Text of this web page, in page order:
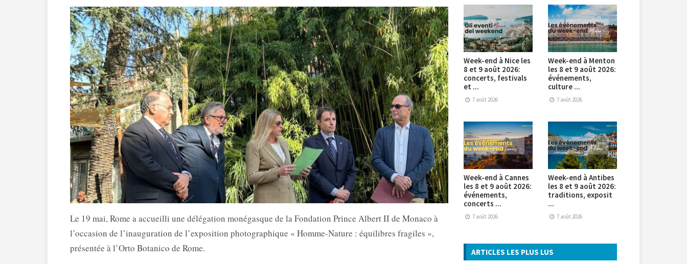
Le 19 mai, Rome a accueilli une délégation monégasque de la Fondation Prince Albert II de Monaco à
l’occasion de l’inauguration de l’exposition photographique « Homme-Nature : équilibres fragiles »,
présentée à l’Orto Botanico de Rome.
Week-end à Nice les
8 et 9 août 2026:
concerts, festivals
et ...
7 août 2026
Week-end à Menton
les 8 et 9 août 2026:
événements,
culture ...
7 août 2026
Week-end à Cannes
les 8 et 9 août 2026:
événements,
concerts ...
7 août 2026
Week-end à Antibes
les 8 et 9 août 2026:
traditions, exposit
...
7 août 2026
ARTICLES LES PLUS LUS